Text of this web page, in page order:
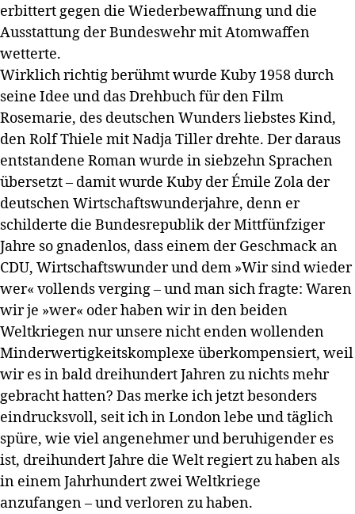
erbittert gegen die Wiederbewaffnung und die
Ausstattung der Bundeswehr mit Atomwaffen
wetterte.
Wirklich richtig berühmt wurde Kuby 1958 durch
seine Idee und das Drehbuch für den Film
Rosemarie, des deutschen Wunders liebstes Kind,
den Rolf Thiele mit Nadja Tiller drehte. Der daraus
entstandene Roman wurde in siebzehn Sprachen
übersetzt – damit wurde Kuby der Émile Zola der
deutschen Wirtschaftswunderjahre, denn er
schilderte die Bundesrepublik der Mittfünfziger
Jahre so gnadenlos, dass einem der Geschmack an
CDU, Wirtschaftswunder und dem »Wir sind wieder
wer« vollends verging – und man sich fragte: Waren
wir je »wer« oder haben wir in den beiden
Weltkriegen nur unsere nicht enden wollenden
Minderwertigkeitskomplexe überkompensiert, weil
wir es in bald dreihundert Jahren zu nichts mehr
gebracht hatten? Das merke ich jetzt besonders
eindrucksvoll, seit ich in London lebe und täglich
spüre, wie viel angenehmer und beruhigender es
ist, dreihundert Jahre die Welt regiert zu haben als
in einem Jahrhundert zwei Weltkriege
anzufangen – und verloren zu haben.